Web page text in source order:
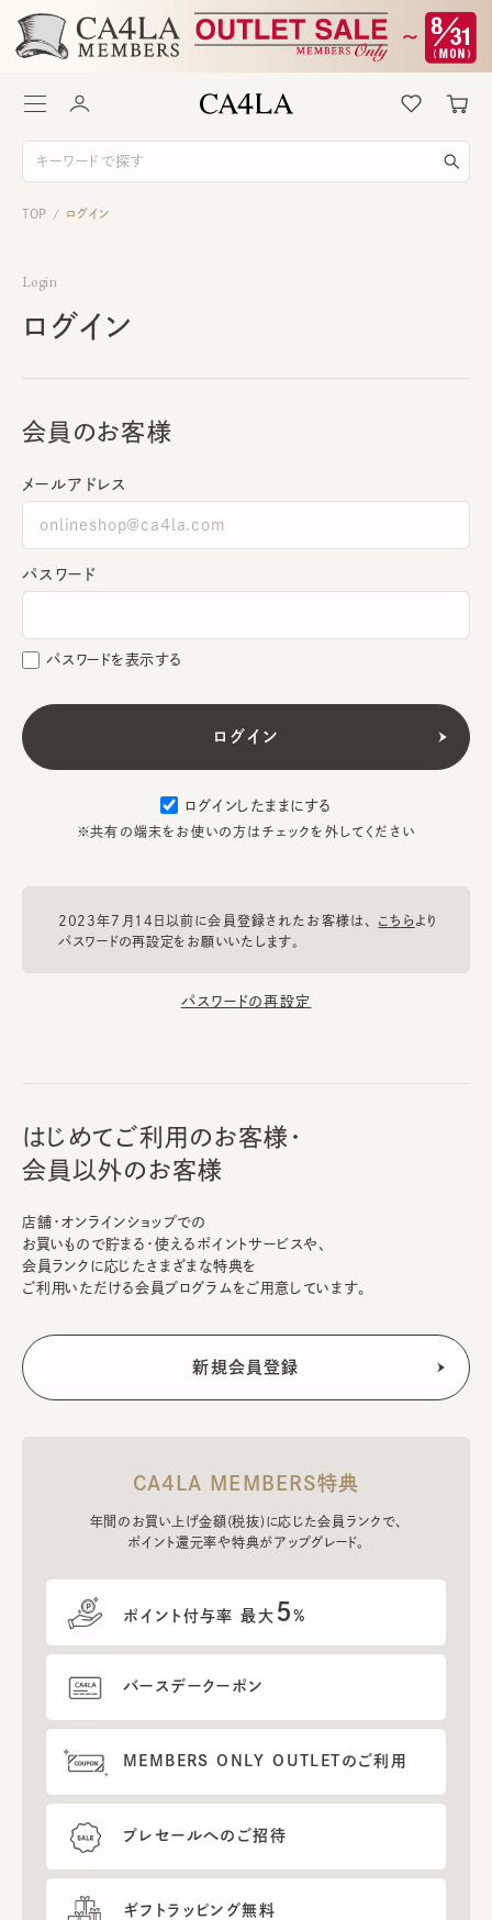
TOP / ログイン
Login
ログイン
会員のお客様
メールアドレス
パスワード
パスワードを表示する
ログインしたままにする
※共有の端末をお使いの方はチェックを外してください
2023年7月14日以前に会員登録されたお客様は、 こちらより
パスワードの再設定をお願いいたします。
パスワードの再設定
はじめてご利用のお客様・
会員以外のお客様
店舗・オンラインショップでの
お買いもので貯まる・使えるポイントサービスや、
会員ランクに応じたさまざまな特典を
ご利用いただける会員プログラムをご用意しています。
CA4LA MEMBERS特典
年間のお買い上げ金額(税抜)に応じた会員ランクで、
ポイント還元率や特典がアップグレード。
ポイント付与率 最大 5%
バースデークーポン
MEMBERS ONLY OUTLETのご利用
プレセールへのご招待
ギフトラッピング無料